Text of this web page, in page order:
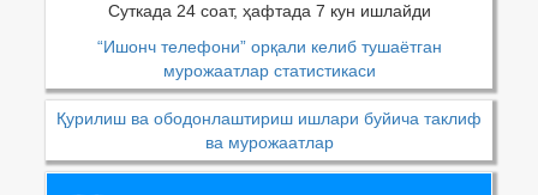
Суткада 24 соат, ҳафтада 7 кун ишлайди
“Ишонч телефони” орқали келиб тушаётган
мурожаатлар статистикаси
Қурилиш ва ободонлаштириш ишлари буйича таклиф
ва мурожаатлар